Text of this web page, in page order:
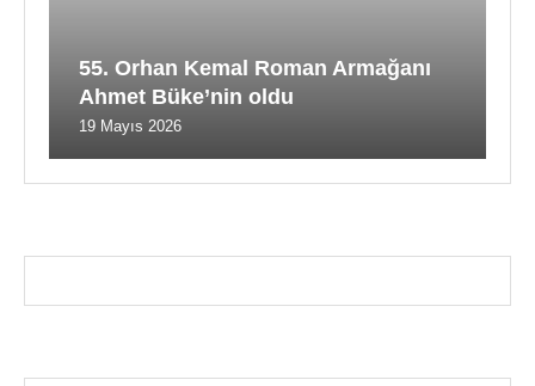
55. Orhan Kemal Roman Armağanı
Ahmet Büke’nin oldu
19 Mayıs 2026